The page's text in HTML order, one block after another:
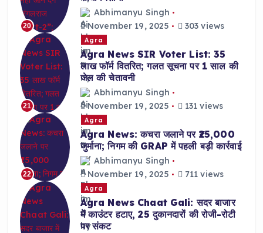
20
Abhimanyu Singh
November 19, 2025
303 views
21
Agra
Agra News SIR Voter List: 35
लाख फॉर्म वितरित; गलत सूचना पर 1 साल की
जेल की चेतावनी
Abhimanyu Singh
November 19, 2025
131 views
22
Agra
Agra News: कचरा जलाने पर ₹25,000
जुर्माना; निगम की GRAP में पहली बड़ी कार्रवाई
Abhimanyu Singh
November 19, 2025
711 views
Agra
Agra News Chaat Gali: सदर बाजार
में काउंटर हटाए, 25 दुकानदारों की रोजी-रोटी
पर संकट